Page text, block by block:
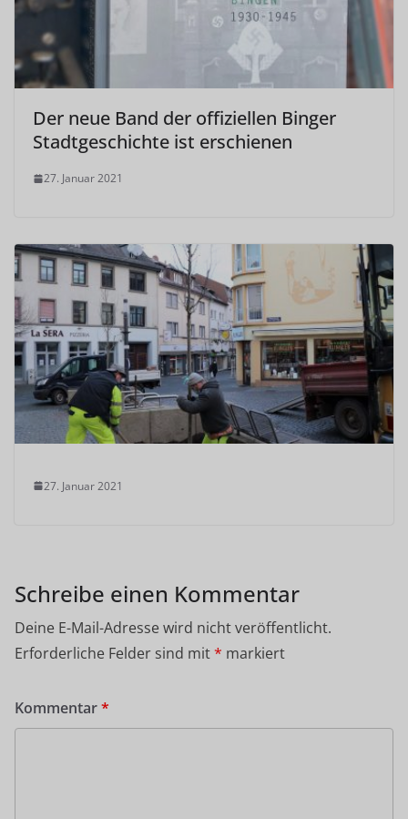
Der neue Band der offiziellen Binger
Stadtgeschichte ist erschienen
27. Januar 2021
27. Januar 2021
Schreibe einen Kommentar
Deine E-Mail-Adresse wird nicht veröffentlicht.
Erforderliche Felder sind mit* markiert
Kommentar*